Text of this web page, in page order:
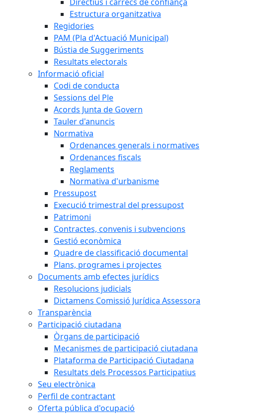
Estructura organitzativa
Regidories
PAM (Pla d'Actuació Municipal)
Bústia de Suggeriments
Resultats electorals
Informació oficial
Codi de conducta
Sessions del Ple
Acords Junta de Govern
Tauler d'anuncis
Normativa
Ordenances generals i normatives
Ordenances fiscals
Reglaments
Normativa d'urbanisme
Pressupost
Execució trimestral del pressupost
Patrimoni
Contractes, convenis i subvencions
Gestió econòmica
Quadre de classificació documental
Plans, programes i projectes
Documents amb efectes jurídics
Resolucions judicials
Dictamens Comissió Jurídica Assessora
Transparència
Participació ciutadana
Òrgans de participació
Mecanismes de participació ciutadana
Plataforma de Participació Ciutadana
Resultats dels Processos Participatius
Seu electrònica
Perfil de contractant
Oferta pública d'ocupació